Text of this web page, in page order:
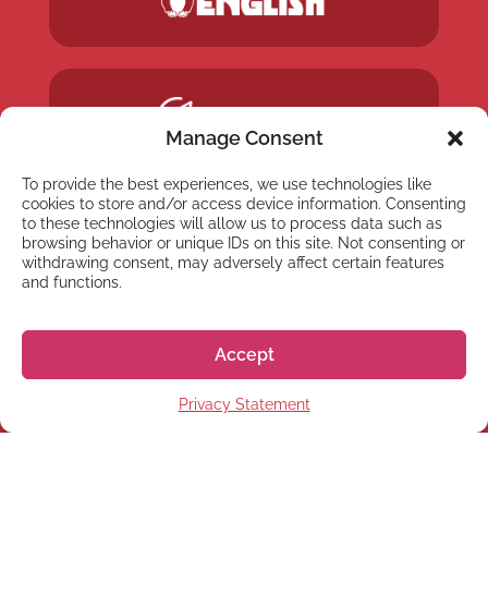
Manage Consent
To provide the best experiences, we use technologies like
cookies to store and/or access device information. Consenting
to these technologies will allow us to process data such as
browsing behavior or unique IDs on this site. Not consenting or
withdrawing consent, may adversely affect certain features
and functions.
Accept
Privacy Statement
NEWSLETTER